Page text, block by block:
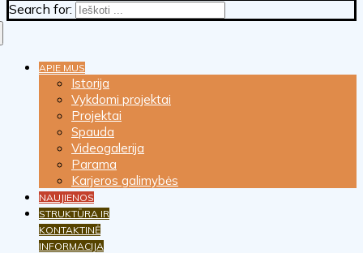
Search for:
APIE MUS
Istorija
Vykdomi projektai
Projektai
Spauda
Videogalerija
Parama
Karjeros galimybės
NAUJIENOS
STRUKTŪRA IR
KONTAKTINĖ
INFORMACIJA